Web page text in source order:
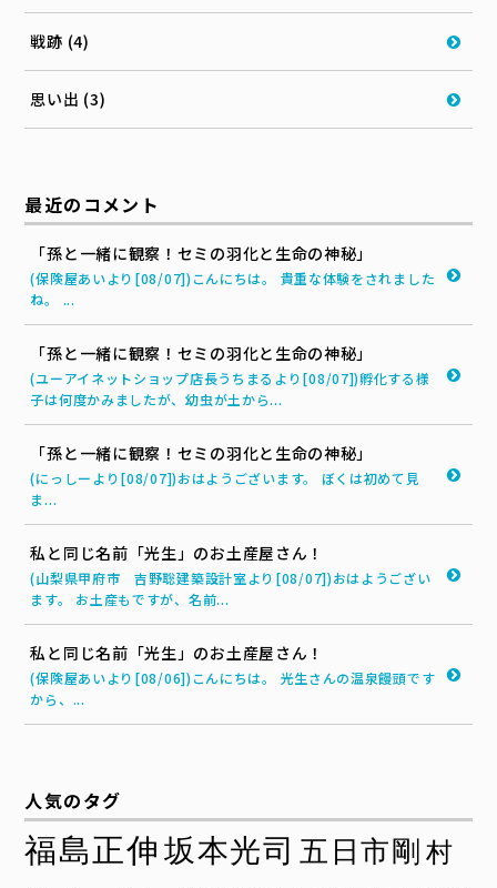
戦跡 (4)
思い出 (3)
最近のコメント
「孫と一緒に観察！セミの羽化と生命の神秘」
(保険屋あいより[08/07])こんにちは。 貴重な体験をされました
ね。 ...
「孫と一緒に観察！セミの羽化と生命の神秘」
(ユーアイネットショップ店長うちまるより[08/07])孵化する様
子は何度かみましたが、幼虫が土から...
「孫と一緒に観察！セミの羽化と生命の神秘」
(にっしーより[08/07])おはようございます。 ぼくは初めて見
ま...
私と同じ名前「光生」のお土産屋さん！
(山梨県甲府市 吉野聡建築設計室より[08/07])おはようござい
ます。 お土産もですが、名前...
私と同じ名前「光生」のお土産屋さん！
(保険屋あいより[08/06])こんにちは。 光生さんの温泉饅頭です
から、...
人気のタグ
福島正伸 坂本光司 五日市剛 村